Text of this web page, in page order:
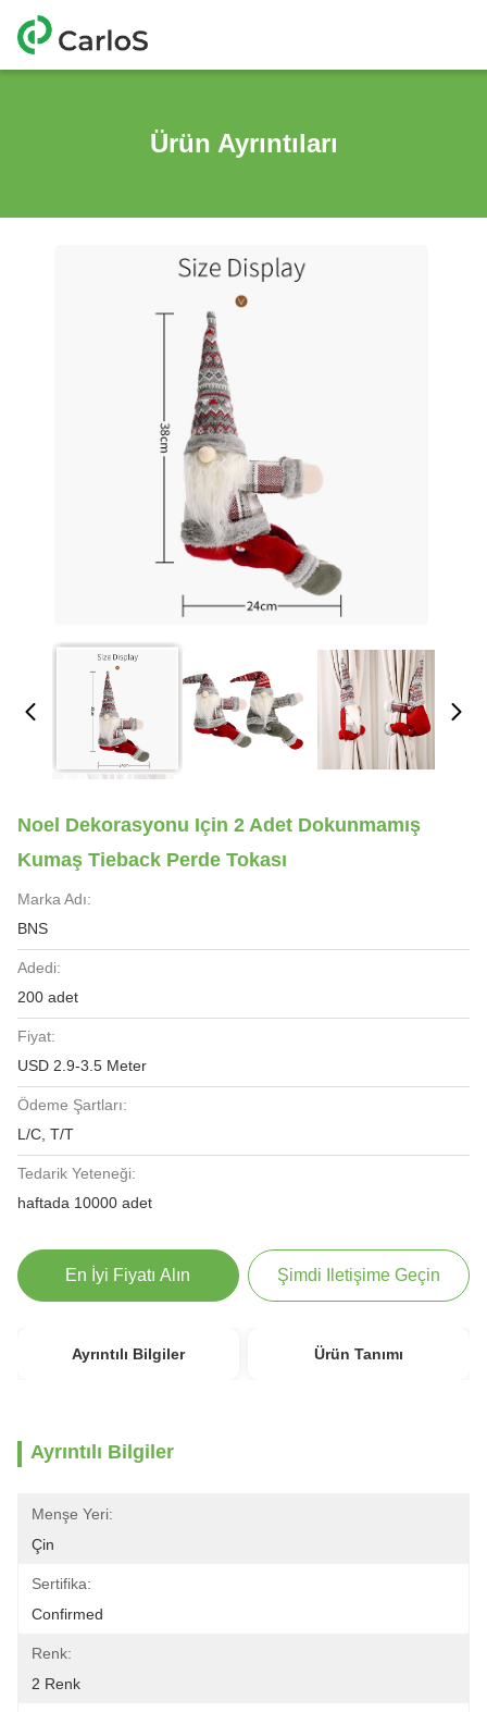
Ürün Ayrıntıları
Noel Dekorasyonu Için 2 Adet Dokunmamış
Kumaş Tieback Perde Tokası
Marka Adı:
BNS
Adedi:
200 adet
Fiyat:
USD 2.9-3.5 Meter
Ödeme Şartları:
L/C, T/T
Tedarik Yeteneği:
haftada 10000 adet
En İyi Fiyatı Alın Şimdi Iletişime Geçin
Ayrıntılı Bilgiler Ürün Tanımı
Ayrıntılı Bilgiler
Menşe Yeri:
Çin
Sertifika:
Confirmed
Renk:
2 Renk